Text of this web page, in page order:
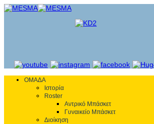
ΟΜΑΔΑ
Ιστορία
Roster
Αντρικό Μπάσκετ
Γυναικείο Μπάσκετ
Διοίκηση